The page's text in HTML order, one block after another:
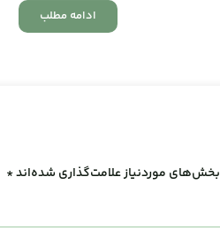
ادامه مطلب
بخش‌های موردنیاز علامت‌گذاری شده‌اند*